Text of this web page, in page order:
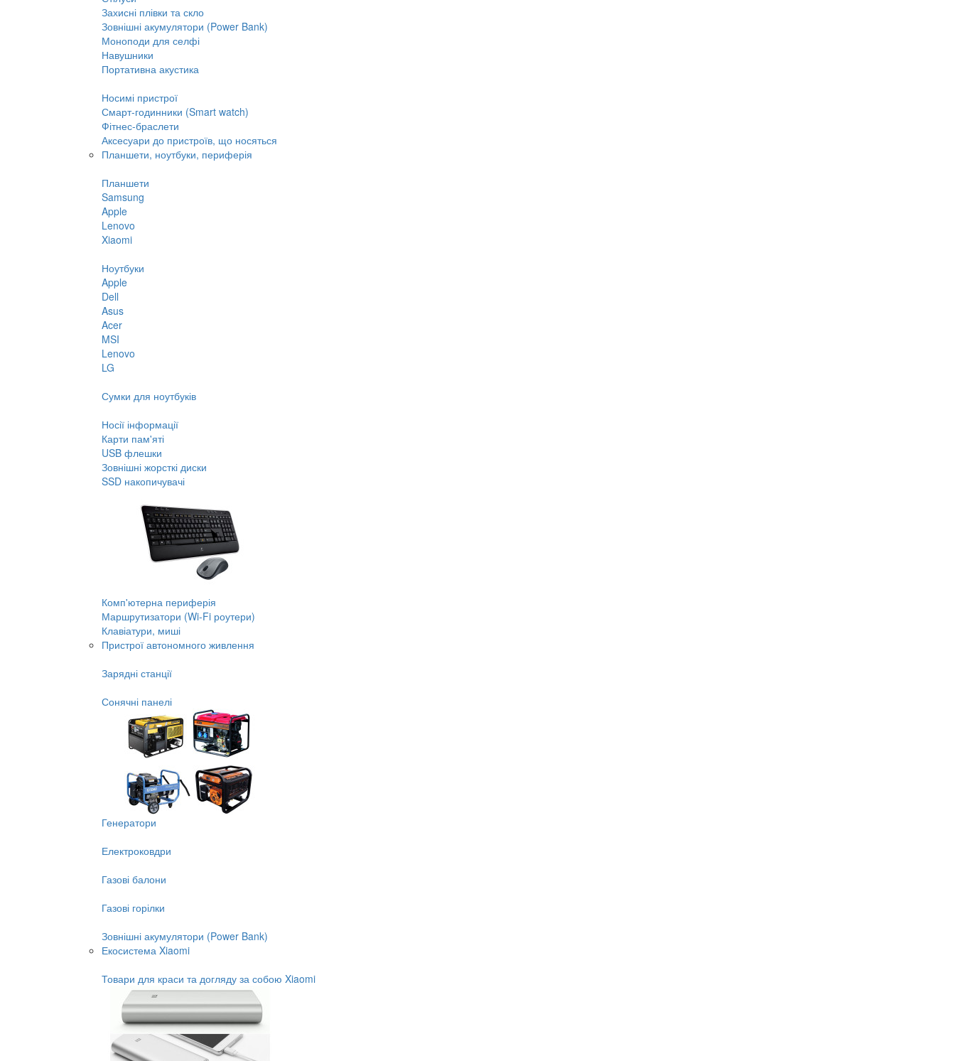
Захисні плівки та скло
Зовнішні акумулятори (Power Bank)
Моноподи для селфі
Навушники
Портативна акустика
Носимі пристрої
Смарт-годинники (Smart watch)
Фітнес-браслети
Аксесуари до пристроїв, що носяться
Планшети, ноутбуки, периферія
Планшети
Samsung
Apple
Lenovo
Xiaomi
Ноутбуки
Apple
Dell
Asus
Acer
MSI
Lenovo
LG
Сумки для ноутбуків
Носії інформації
Карти пам'яті
USB флешки
Зовнішні жорсткі диски
SSD накопичувачі
Комп'ютерна периферія
Маршрутизатори (Wi-Fi роутери)
Клавіатури, миші
Пристрої автономного живлення
Зарядні станції
Сонячні панелі
Генератори
Електроковдри
Газові балони
Газові горілки
Зовнішні акумулятори (Power Bank)
Екосистема Xiaomi
Товари для краси та догляду за собою Xiaomi